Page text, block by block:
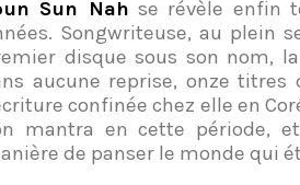
Sun Nah se révèle enfin
Songwriteuse, au plein
disque sous son nom,
aucune reprise, onze
confinée chez elle en
mantra en cette période,
de panser le monde qui